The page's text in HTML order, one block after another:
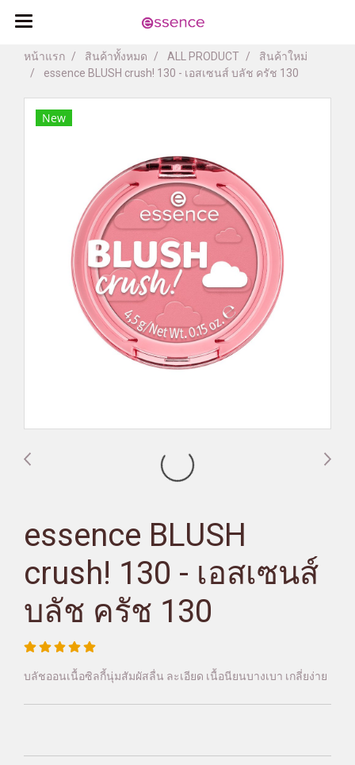
หน้าแรก สินค้าทั้งหมด ALL PRODUCT
สินค้าใหม่
essence BLUSH crush! 130 - เอสเซนส์ บลัช ครัช 130
New
essence BLUSH
crush! 130 - เอสเซนส์
บลัช ครัช 130
บลัชออนเนื้อซิลกี้นุ่มสัมผัสลื่น ละเอียด เนื้อนียนบางเบา เกลี่ยง่าย